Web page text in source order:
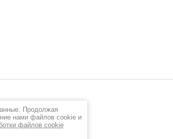
Продолжая
нами файлов cookie и
файлов cookie